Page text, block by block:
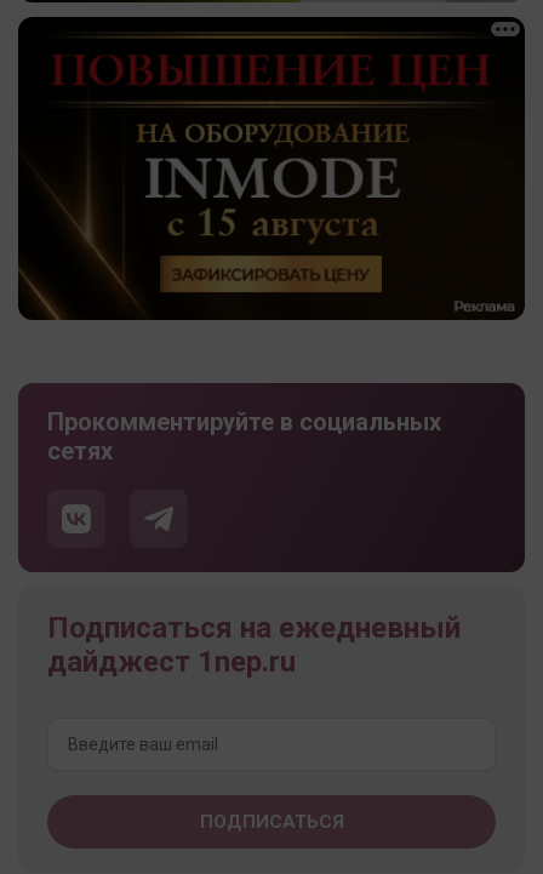
Прокомментируйте в социальных
сетях
Подписаться на ежедневный
дайджест 1nep.ru